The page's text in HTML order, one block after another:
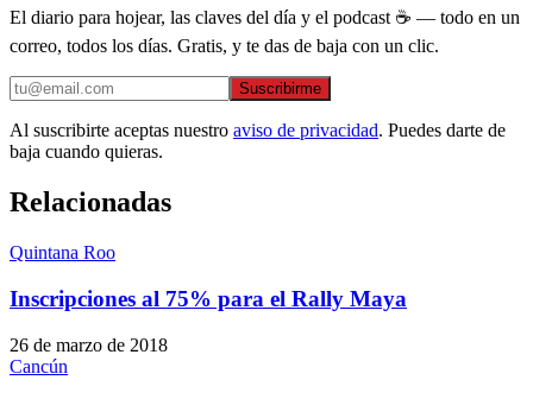
El diario para hojear, las claves del día y el podcast ☕ — todo en un
correo, todos los días. Gratis, y te das de baja con un clic.
Suscribirme
Al suscribirte aceptas nuestro aviso de privacidad. Puedes darte de
baja cuando quieras.
Relacionadas
Quintana Roo
Inscripciones al 75% para el Rally Maya
26 de marzo de 2018
Cancún